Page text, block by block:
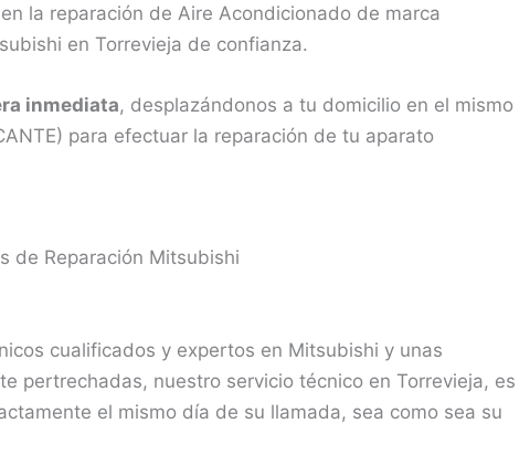
la reparación de Aire Acondicionado de marca
en Torrevieja de confianza.
inmediata, desplazándonos a tu domicilio en el mismo
para efectuar la reparación de tu aparato
de Reparación Mitsubishi
cualificados y expertos en Mitsubishi y unas
pertrechadas, nuestro servicio técnico en Torrevieja, es
el mismo día de su llamada, sea como sea su